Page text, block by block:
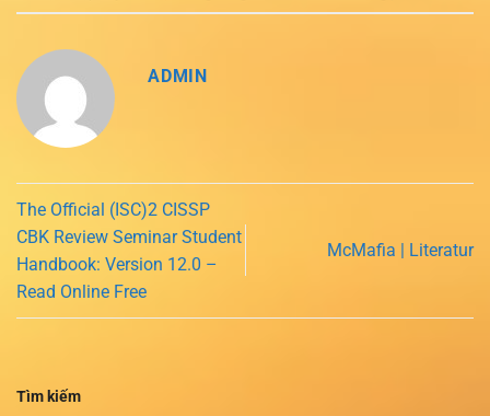
ADMIN
The Official (ISC)2 CISSP
CBK Review Seminar Student
Handbook: Version 12.0 –
Read Online Free
McMafia | Literatur
Tìm kiếm